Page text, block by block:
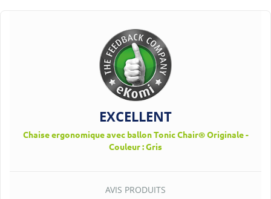
EXCELLENT
Chaise ergonomique avec ballon Tonic Chair® Originale -
Couleur : Gris
AVIS PRODUITS